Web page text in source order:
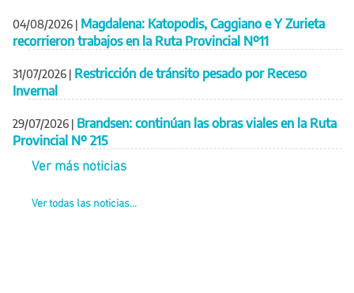
04/08/2026 | Magdalena: Katopodis, Caggiano e Y Zurieta
recorrieron trabajos en la Ruta Provincial Nº11
31/07/2026 | Restricción de tránsito pesado por Receso
Invernal
29/07/2026 | Brandsen: continúan las obras viales en la Ruta
Provincial Nº 215
Ver más noticias
Ver todas las noticias...